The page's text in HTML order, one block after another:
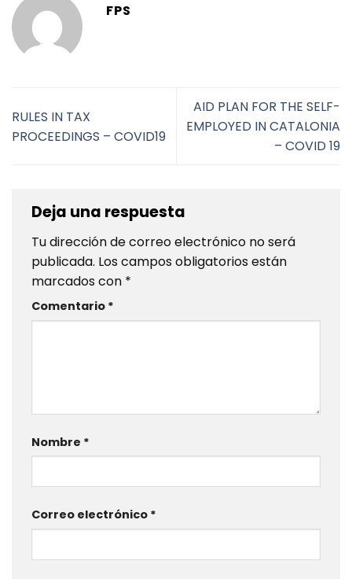
FPS
RULES IN TAX
PROCEEDINGS – COVID19
AID PLAN FOR THE SELF-
EMPLOYED IN CATALONIA
– COVID 19
Deja una respuesta
Tu dirección de correo electrónico no será
publicada. Los campos obligatorios están
marcados con *
Comentario *
Nombre *
Correo electrónico *